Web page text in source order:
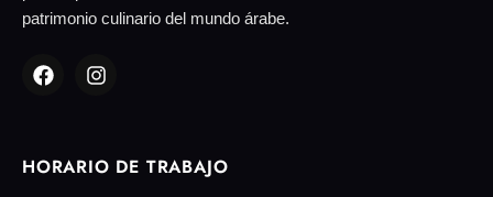
patrimonio culinario del mundo árabe.
HORARIO DE TRABAJO